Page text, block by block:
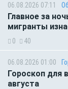
06.08.2026 07:11
Главное за
мигранты
0 40
06.08.2026 01:00
Гороскоп для
августа